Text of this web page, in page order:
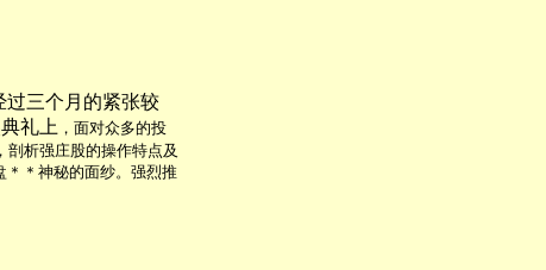
过三个月的紧张较
礼上 ，面对众多的投
剖析强庄股的操作特点及
＊＊神秘的面纱。强烈推